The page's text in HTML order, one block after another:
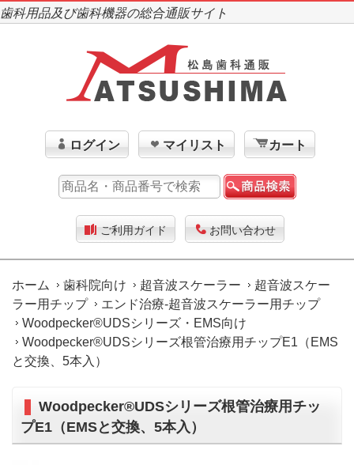
歯科用品及び歯科機器の総合通販サイト
ログイン マイリスト カート
ご利用ガイド お問い合わせ
ホーム 歯科院向け 超音波スケーラー
超音波スケー
ラー用チップ
エンド治療-超音波スケーラー用チップ
Woodpecker®UDSシリーズ・EMS向け
Woodpecker®UDSシリーズ根管治療用チップE1（EMS
と交換、5本入）
Woodpecker®UDSシリーズ根管治療用チッ
プE1（EMSと交換、5本入）